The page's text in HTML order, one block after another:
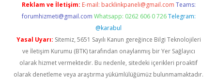
Reklam ve İletişim: E-mail: backlinkpaneli@gmail.com Teams:
forumhizmeti@gmail.com Whatsapp: 0262 606 0 726 Telegram:
@karabul
Yasal Uyarı: Sitemiz, 5651 Sayılı Kanun gereğince Bilgi Teknolojileri
ve İletişim Kurumu (BTK) tarafından onaylanmış bir Yer Sağlayıcı
olarak hizmet vermektedir. Bu nedenle, sitedeki içerikleri proaktif
olarak denetleme veya araştırma yükümlülüğümüz bulunmamaktadır.